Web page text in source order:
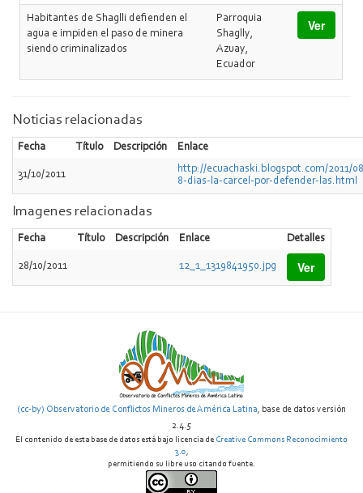
Habitantes de Shaglli defienden el
agua e impiden el paso de minera
siendo criminalizados
Parroquia
Shaglly,
Azuay,
Ecuador
Ver
Noticias relacionadas
Fecha Título Descripción Enlace
31/10/2011
http://ecuachaski.blogspot.com/2011/
8-dias-la-carcel-por-defender-las.html
Imagenes relacionadas
Fecha Título Descripción Enlace Detalles
28/10/2011 12_1_1319841950.jpg Ver
(cc-by) Observatorio de Conflictos Mineros de América Latina, base de datos versión
2.4.5
El contenido de esta base de datos está bajo licencia de Creative Commons Reconocimiento
3.0,
permitiendo su libre uso citando fuente.